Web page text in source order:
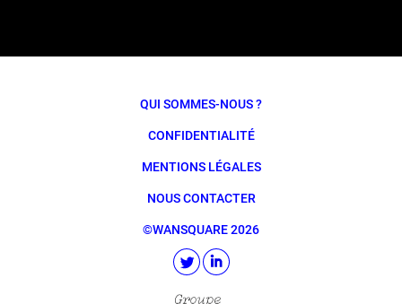
QUI SOMMES-NOUS ?
CONFIDENTIALITÉ
MENTIONS LÉGALES
NOUS CONTACTER
©WANSQUARE 2026